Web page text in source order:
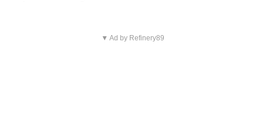
▼ Ad by Refinery89